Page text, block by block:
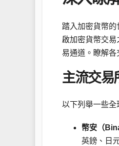
踏入加密貨幣
啟加密貨幣交
易通道。瞭解各
主流交易
以下列舉一些全
幣安（
英鎊、日